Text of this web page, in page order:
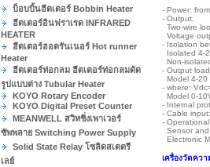
บ็อบบิ้นฮีตเตอร์ Bobbin Heater
ฮีตเตอร์อินฟราเรด INFRARED
HEATER
ฮีตเตอร์ฮอตรันเนอร์ Hot runner
Heater
ฮีตเตอร์ท่อกลม ฮีตเตอร์ท่อกลมดัด
รูปแบบต่าง Tubular Heater
KOYO Rotary Encoder
KOYO Digital Preset Counter
MEANWELL สวิทชิ่งเพาเวอร์
ซัพพลาย Switching Power Supply
Solid State Relay โซลิดสเตตรี
เลย์
- Power:
- Output:
Two-wire
Voltage
- Isolation
Isolated 4-
Non-
- Output
Model 4-20
- where:
Model 0-
- Internal
- Cable
- Operational
Sensor and
Electronic
เครื่องวัดคว